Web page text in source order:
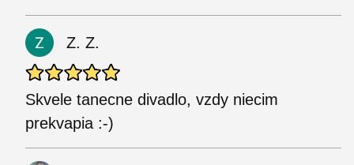
Z. Z.
Skvele tanecne divadlo, vzdy niecim
prekvapia :-)